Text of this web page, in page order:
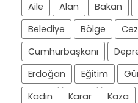
Aile Alan Bakan
Belediye
Bölge
Cumhurbaşkanı
Erdoğan
Eğitim
Kadın
Karar Kaza